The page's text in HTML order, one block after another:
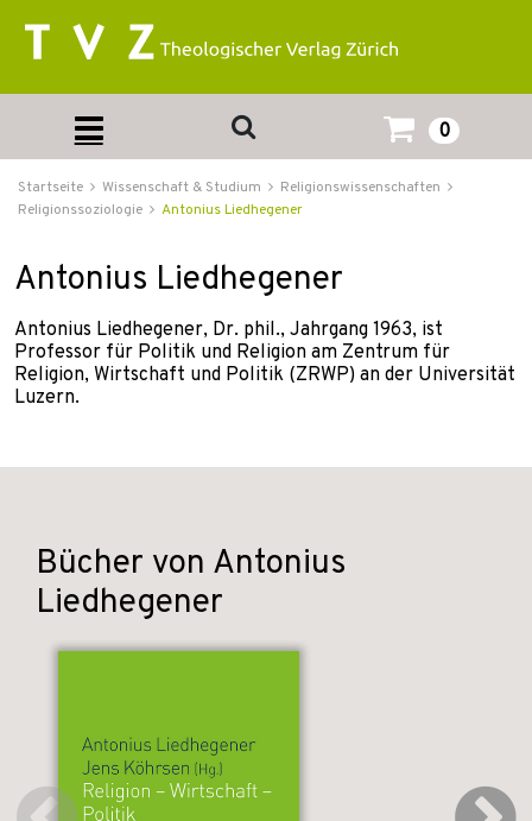
0
Startseite Wissenschaft & Studium
Religionswissenschaften
Religionssoziologie
Antonius Liedhegener
Antonius Liedhegener
Antonius Liedhegener, Dr. phil., Jahrgang 1963, ist
Professor für Politik und Religion am Zentrum für
Religion, Wirtschaft und Politik (ZRWP) an der Universität
Luzern.
Bücher von Antonius
Liedhegener